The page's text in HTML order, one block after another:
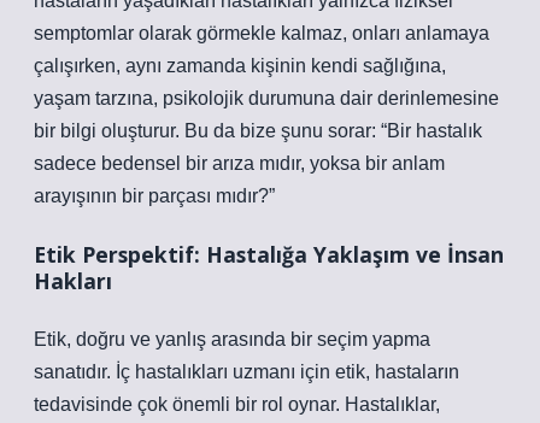
semptomlar olarak görmekle kalmaz, onları anlamaya
çalışırken, aynı zamanda kişinin kendi sağlığına,
yaşam tarzına, psikolojik durumuna dair derinlemesine
bir bilgi oluşturur. Bu da bize şunu sorar: “Bir hastalık
sadece bedensel bir arıza mıdır, yoksa bir anlam
arayışının bir parçası mıdır?”
Etik Perspektif: Hastalığa Yaklaşım ve İnsan
Hakları
Etik, doğru ve yanlış arasında bir seçim yapma
sanatıdır. İç hastalıkları uzmanı için etik, hastaların
tedavisinde çok önemli bir rol oynar. Hastalıklar,